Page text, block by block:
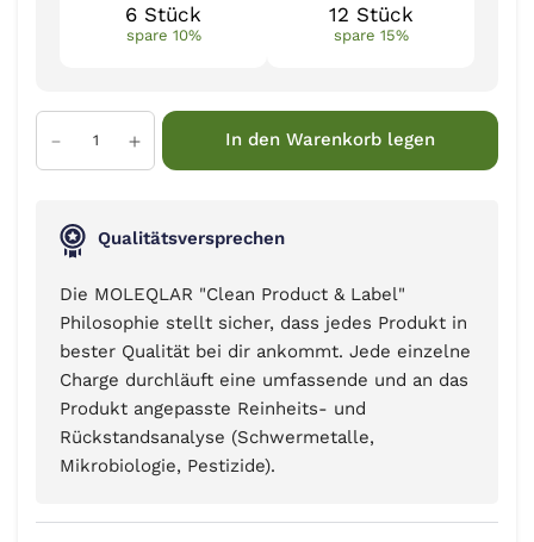
6 Stück
spare 10%
12 Stück
spare 15%
In den Warenkorb legen
Qualitätsversprechen
Die MOLEQLAR "Clean Product & Label"
Philosophie stellt sicher, dass jedes Produkt in
bester Qualität bei dir ankommt. Jede einzelne
Charge durchläuft eine umfassende und an das
Produkt angepasste Reinheits- und
Rückstandsanalyse (Schwermetalle,
Mikrobiologie, Pestizide).